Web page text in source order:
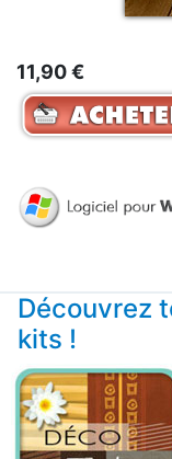
11,90 €
Découvrez
kits !